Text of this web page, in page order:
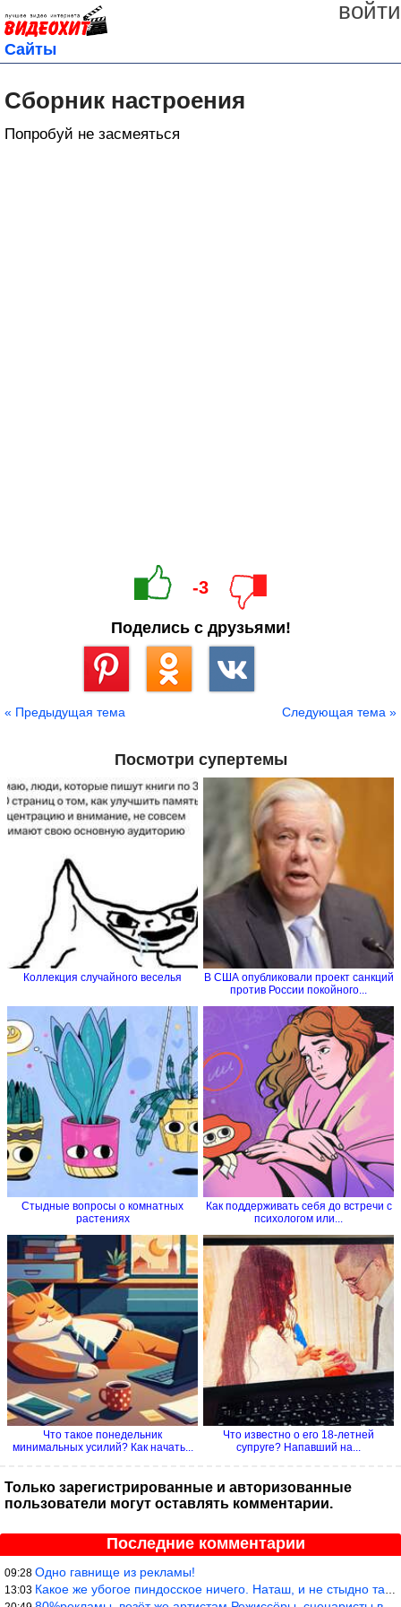
войти
Сайты
Сборник настроения
Попробуй не засмеяться
-3
Поделись с друзьями!
« Предыдущая тема Следующая тема »
Посмотри супертемы
Коллекция случайного веселья
В США опубликовали проект санкций
против России покойного...
Стыдные вопросы о комнатных
растениях
Как поддерживать себя до встречи с
психологом или...
Что такое понедельник
минимальных усилий? Как начать...
Что известно о его 18-летней
супруге? Напавший на...
Только зарегистрированные и авторизованные
пользователи могут оставлять комментарии.
Последние комментарии
09:28 Одно гавнище из рекламы!
13:03 Какое же убогое пиндосское ничего. Наташ, и не стыдно такую фигн